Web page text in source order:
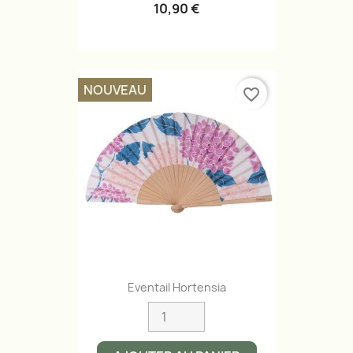
10,90 €
Eventail Hortensia
NOUVEAU favorite_border